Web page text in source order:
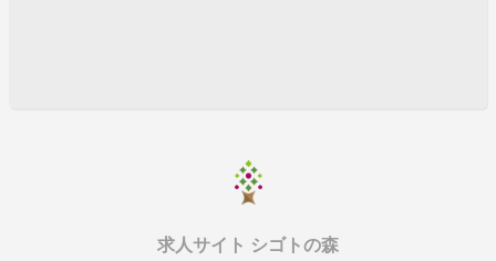
求人サイト シゴトの森